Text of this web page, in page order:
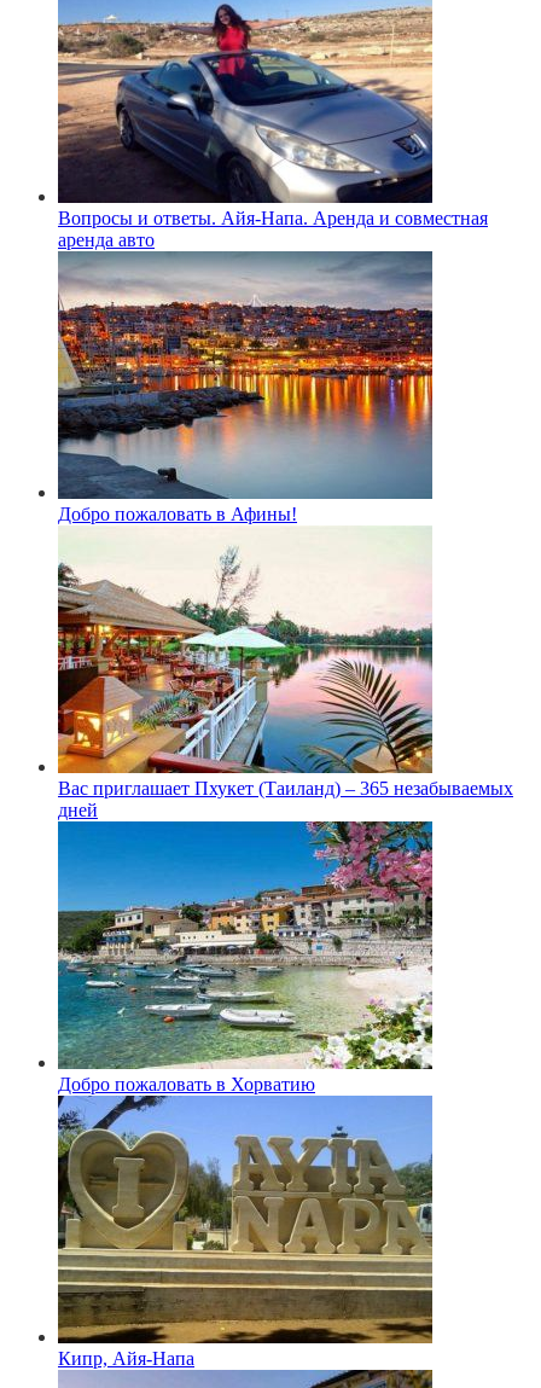
Вопросы и ответы. Айя-Напа. Аренда и совместная
аренда авто
Добро пожаловать в Афины!
Вас приглашает Пхукет (Таиланд) – 365 незабываемых
дней
Добро пожаловать в Хорватию
Кипр, Айя-Напа